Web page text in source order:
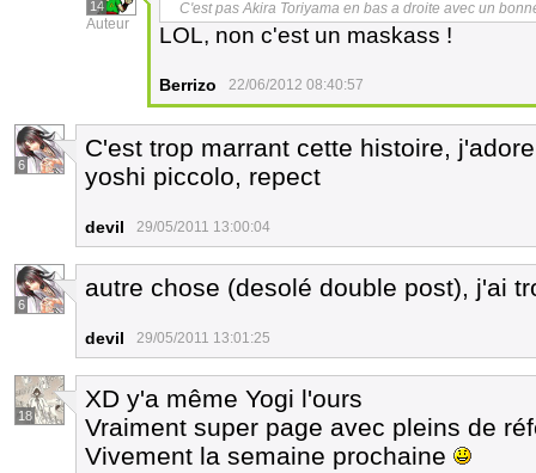
14
Auteur
C'est pas Akira Toriyama en bas a droite avec un
LOL, non c'est un maskass !
Berrizo 22/06/2012 08:40:57
6
C'est trop marrant cette histoire,
yoshi piccolo, repect
devil 29/05/2011 13:00:04
6
autre chose (desolé double post), j'ai
devil 29/05/2011 13:01:25
18
XD y'a même Yogi l'ours
Vraiment super page avec pleins de
Vivement la semaine prochaine